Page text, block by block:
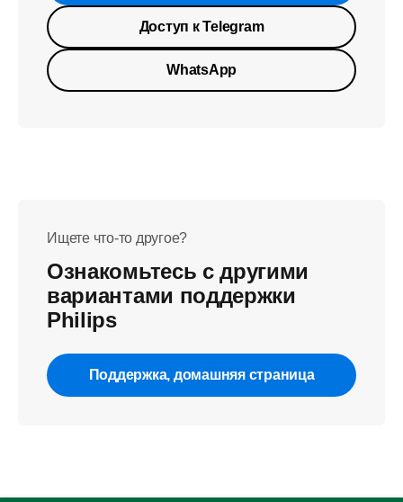
Доступ к Telegram
WhatsApp
Ищете что-то другое?
Ознакомьтесь с другими
вариантами поддержки
Philips
Поддержка, домашняя страница